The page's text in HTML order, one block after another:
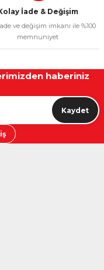
İade & Değişim
ve değişim imkanı ile %100
memnuniyet
haberiniz
Kaydet